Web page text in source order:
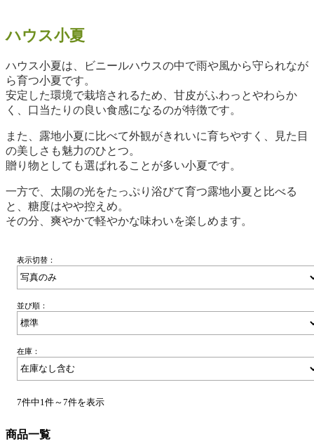
ハウス小夏
ハウス小夏は、ビニールハウスの中で雨や風から守られなが
ら育つ小夏です。
安定した環境で栽培されるため、甘皮がふわっとやわらか
く、口当たりの良い食感になるのが特徴です。
また、露地小夏に比べて外観がきれいに育ちやすく、見た目
の美しさも魅力のひとつ。
贈り物としても選ばれることが多い小夏です。
一方で、太陽の光をたっぷり浴びて育つ露地小夏と比べる
と、糖度はやや控えめ。
その分、爽やかで軽やかな味わいを楽しめます。
表示切替：
並び順：
在庫：
7件中1件～7件を表示
商品一覧